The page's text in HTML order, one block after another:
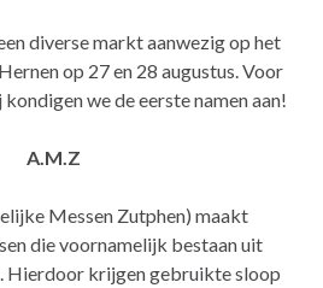
diverse markt aanwezig op het
op 27 en 28 augustus. Voor
we de eerste namen aan!
A.M.Z
Messen Zutphen) maakt
die voornamelijk bestaan uit
Hierdoor krijgen gebruikte sloop